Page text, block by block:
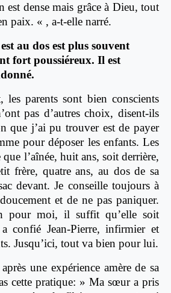
est dense mais grâce à Dieu, tout
paix. « , a-t-elle narré.
au dos est plus souvent
fort poussiéreux. Il est
les parents sont bien conscients
pas d’autres choix, disent-ils
que j’ai pu trouver est de payer
pour déposer les enfants. Les
que l’aînée, huit ans, soit derrière,
frère, quatre ans, au dos de sa
devant. Je conseille toujours à
et de ne pas paniquer.
pour moi, il suffit qu’elle soit
confié Jean-Pierre, infirmier et
Jusqu’ici, tout va bien pour lui.
une expérience amère de sa
cette pratique: » Ma sœur a pris